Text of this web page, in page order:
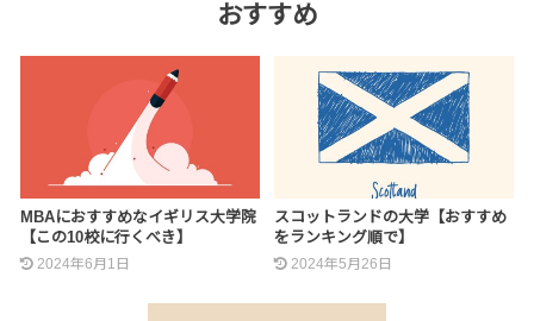
おすすめ
MBAにおすすめなイギリス大学院
【この10校に行くべき】
2024年6月1日
スコットランドの大学【おすすめ
をランキング順で】
2024年5月26日